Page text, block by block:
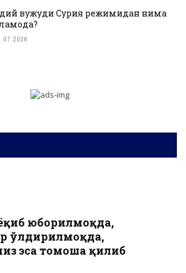
вужуди Сурия режимидан нима
юборилмоқда,
ўлдирилмоқда,
эса томоша қилиб